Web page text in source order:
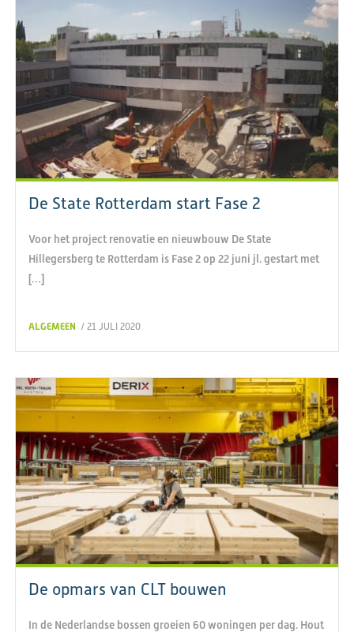
De State Rotterdam start Fase 2
Voor het project renovatie en nieuwbouw De State
Hillegersberg te Rotterdam is Fase 2 op 22 juni jl. gestart met
[…]
ALGEMEEN / 21 JULI 2020
De opmars van CLT bouwen
In de Nederlandse bossen groeien 60 woningen per dag. Hout